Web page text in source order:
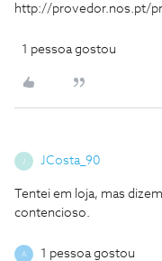
http://provedor.nos.pt/
1 pessoa gostou
JCosta_90
Tentei em loja, mas
contencioso.
A 1 pessoa gostou